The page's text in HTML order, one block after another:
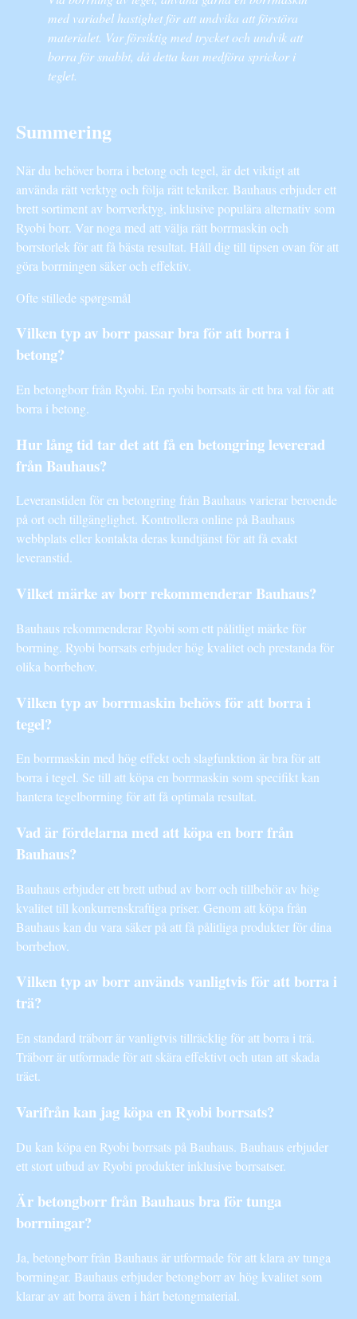
med variabel hastighet för att undvika att förstöra
materialet. Var försiktig med trycket och undvik att
borra för snabbt, då detta kan medföra sprickor i
teglet.
Summering
När du behöver borra i betong och tegel, är det viktigt att
använda rätt verktyg och följa rätt tekniker. Bauhaus erbjuder ett
brett sortiment av borrverktyg, inklusive populära alternativ som
Ryobi borr. Var noga med att välja rätt borrmaskin och
borrstorlek för att få bästa resultat. Håll dig till tipsen ovan för att
göra borrningen säker och effektiv.
Ofte stillede spørgsmål
Vilken typ av borr passar bra för att borra i
betong?
En betongborr från Ryobi. En ryobi borrsats är ett bra val för att
borra i betong.
Hur lång tid tar det att få en betongring levererad
från Bauhaus?
Leveranstiden för en betongring från Bauhaus varierar beroende
på ort och tillgänglighet. Kontrollera online på Bauhaus
webbplats eller kontakta deras kundtjänst för att få exakt
leveranstid.
Vilket märke av borr rekommenderar Bauhaus?
Bauhaus rekommenderar Ryobi som ett pålitligt märke för
borrning. Ryobi borrsats erbjuder hög kvalitet och prestanda för
olika borrbehov.
Vilken typ av borrmaskin behövs för att borra i
tegel?
En borrmaskin med hög effekt och slagfunktion är bra för att
borra i tegel. Se till att köpa en borrmaskin som specifikt kan
hantera tegelborrning för att få optimala resultat.
Vad är fördelarna med att köpa en borr från
Bauhaus?
Bauhaus erbjuder ett brett utbud av borr och tillbehör av hög
kvalitet till konkurrenskraftiga priser. Genom att köpa från
Bauhaus kan du vara säker på att få pålitliga produkter för dina
borrbehov.
Vilken typ av borr används vanligtvis för att borra i
trä?
En standard träborr är vanligtvis tillräcklig för att borra i trä.
Träborr är utformade för att skära effektivt och utan att skada
träet.
Varifrån kan jag köpa en Ryobi borrsats?
Du kan köpa en Ryobi borrsats på Bauhaus. Bauhaus erbjuder
ett stort utbud av Ryobi produkter inklusive borrsatser.
Är betongborr från Bauhaus bra för tunga
borrningar?
Ja, betongborr från Bauhaus är utformade för att klara av tunga
borrningar. Bauhaus erbjuder betongborr av hög kvalitet som
klarar av att borra även i hårt betongmaterial.